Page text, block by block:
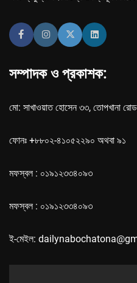
সম্পাদক ও প্রকাশক:
মো: সাখাওয়াত হোসেন ৩৩, তোপখানা
ফোনঃ +৮৮০২-৪১০৫২২৯০ অথবা ৯১
মফস্বল : ০১৯১২৩৩৪০৯৩
মফস্বল : ০১৯১২৩৩৪০৯৩
ই-মেইল: